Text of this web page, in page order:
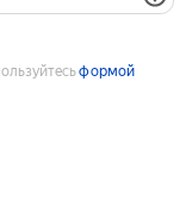
формой